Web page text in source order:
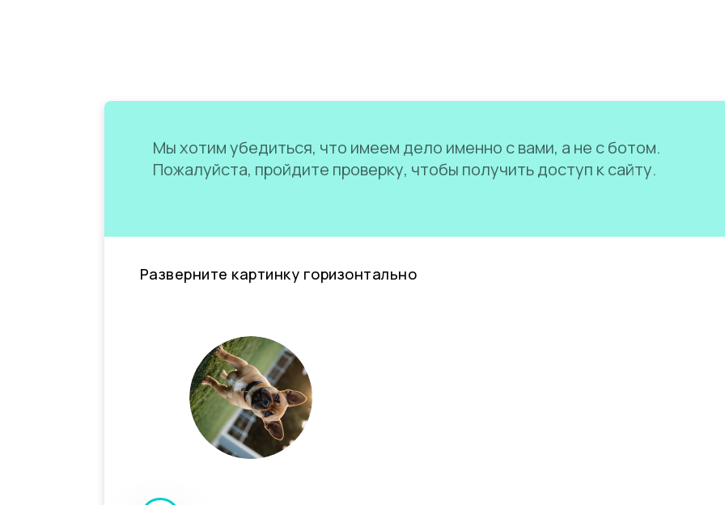
Мы хотим убедиться, что имеем дело именно с вами, а не с ботом.
Пожалуйста, пройдите проверку, чтобы получить доступ к сайту.
Разверните картинку горизонтально